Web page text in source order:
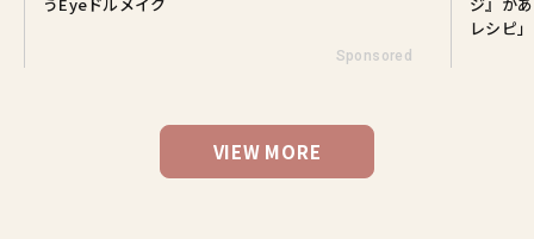
Sponsored
レシピ」
VIEW MORE